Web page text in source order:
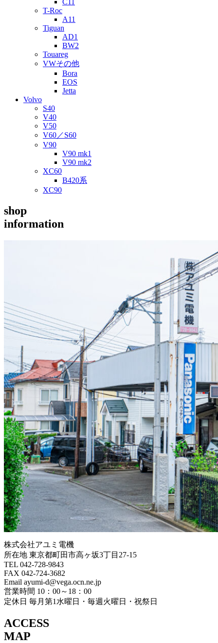
C11
T-Roc
A11
Tiguan
AD1
BW2
Touareg
VWその他
Bora
EOS
Jetta
Volvo
S40
V40
V50
V60／S60
V90
V90 mk1
V90 mk2
XC60
B420系
XC90
shop
information
株式会社アユミ電機
所在地 東京都町田市高ヶ坂3丁目27‐15
TEL 042-728-9843
FAX 042-724-3682
Email ayumi-d@vega.ocn.ne.jp
営業時間 10：00～18：00
定休日 毎月第1水曜日・毎週火曜日・祝祭日
ACCESS
MAP